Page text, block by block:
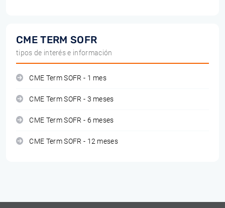
CME TERM SOFR
tipos de interés e información
CME Term SOFR - 1 mes
CME Term SOFR - 3 meses
CME Term SOFR - 6 meses
CME Term SOFR - 12 meses